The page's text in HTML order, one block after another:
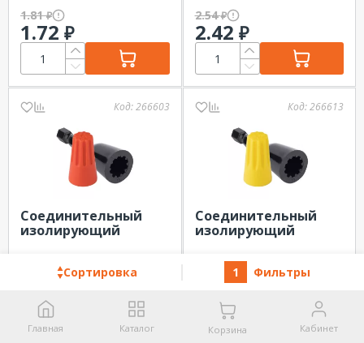
Сортировка 1 Фильтры
1.81₽
1.72 ₽
2.54₽
2.42 ₽
Код:266603
Соединительный
изолирующий
3.81
Код:266613
Соединительный
изолирующий
(1,75-10,5мм2)
желтый
В наличии:
₽
4.97
Главная Каталог Корзина Кабинет